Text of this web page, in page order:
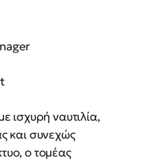
ισχυρή ναυτιλία,
και συνεχώς
ο τομέας